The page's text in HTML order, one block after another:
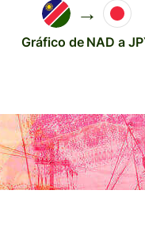
→
Gráfico de NAD a